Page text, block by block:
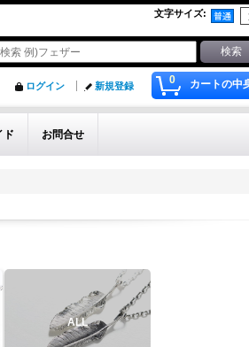
文字サイズ:
0 カートの中
ログイン 新規登録
ド お問合せ
ALL